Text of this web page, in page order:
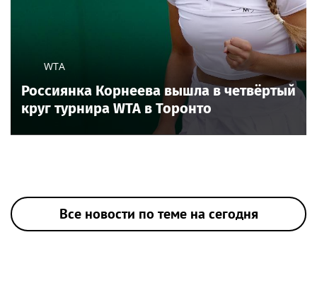
WTA
Россиянка Корнеева вышла в четвёртый
круг турнира WTA в Торонто
Все новости по теме на сегодня